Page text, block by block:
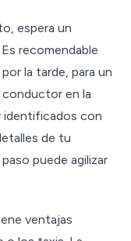
espera un
recomendable
la tarde, para un
en la
identificados con
de tu
puede agilizar
ventajas